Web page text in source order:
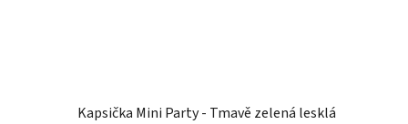
Kapsička Mini Party - Tmavě zelená lesklá